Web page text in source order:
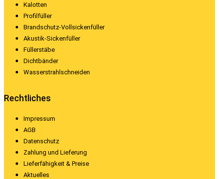
Kalotten
Profilfüller
Brandschutz-Vollsickenfüller
Akustik-Sickenfüller
Füllerstäbe
Dichtbänder
Wasserstrahlschneiden
Rechtliches
Impressum
AGB
Datenschutz
Zahlung und Lieferung
Lieferfähigkeit & Preise
Aktuelles